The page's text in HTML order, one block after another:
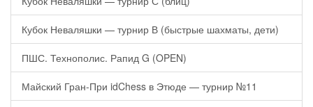
Кубок Неваляшки — турнир В (быстрые шахматы, дети)
ПШС. Технополис. Рапид G (OPEN)
Майский Гран-При idChess в Этюде — турнир №11